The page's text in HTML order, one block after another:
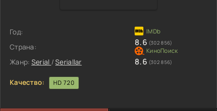
Год:
Страна:
Жанр: Serial /Seriallar
8.6 (302 856)
8.6 (302 856)
Качество: HD 720